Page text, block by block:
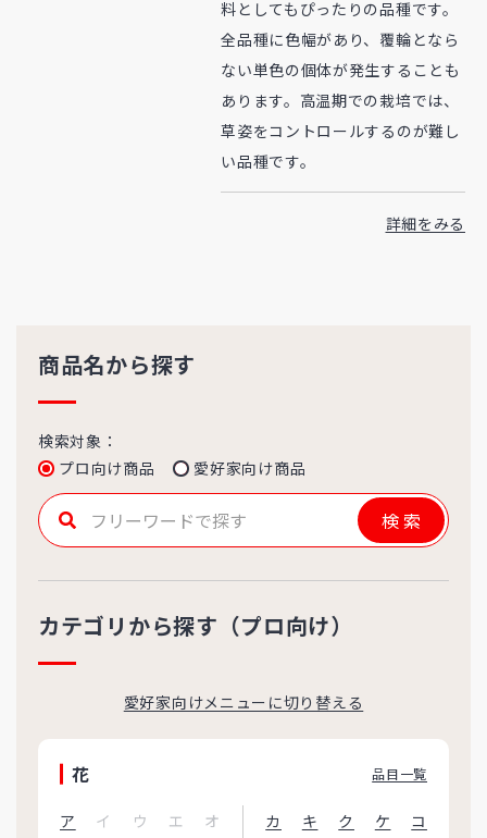
料としてもぴったりの品種です。
全品種に色幅があり、覆輪となら
ない単色の個体が発生することも
あります。高温期での栽培では、
草姿をコントロールするのが難し
い品種です。
詳細をみる
商品名から探す
検索対象：
プロ向け商品
愛好家向け商品
検索
カテゴリから探す（プロ向け）
愛好家向けメニューに切り替える
花 品目一覧
ア イ ウ エ オ カ キ ク ケ
コ